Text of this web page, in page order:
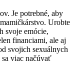
Je potrebné, aby
Urobte
svoje emócie,
financiami, ale aj
svojich sexuálnych
sa viac načúvať